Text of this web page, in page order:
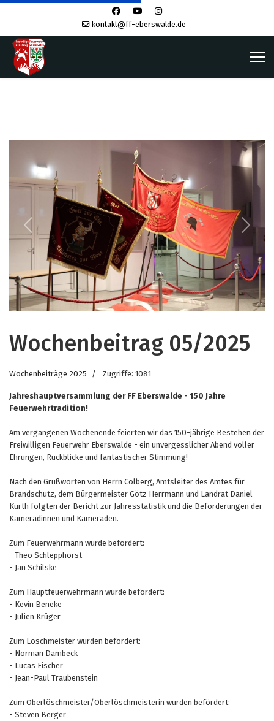
kontakt@ff-eberswalde.de
Previous Next
Wochenbeitrag 05/2025
Wochenbeiträge 2025 Zugriffe: 1081
Jahreshauptversammlung der FF Eberswalde - 150 Jahre
Feuerwehrtradition!
Am vergangenen Wochenende feierten wir das 150-jährige Bestehen der
Freiwilligen Feuerwehr Eberswalde - ein unvergesslicher Abend voller
Ehrungen, Rückblicke und fantastischer Stimmung!
Nach den Grußworten von Herrn Colberg, Amtsleiter des Amtes für
Brandschutz, dem Bürgermeister Götz Herrmann und Landrat Daniel
Kurth folgten der Bericht zur Jahresstatistik und die Beförderungen der
Kameradinnen und Kameraden.
Zum Feuerwehrmann wurde befördert:
- Theo Schlepphorst
- Jan Schilske
Zum Hauptfeuerwehrmann wurde befördert:
- Kevin Beneke
- Julien Krüger
Zum Löschmeister wurden befördert:
- Norman Dambeck
- Lucas Fischer
- Jean-Paul Traubenstein
Zum Oberlöschmeister/Oberlöschmeisterin wurden befördert:
- Steven Berger